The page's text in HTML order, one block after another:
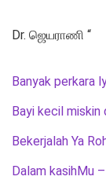
Dr. ஜெயராணி “
Banyak perkara
Bayi kecil miskin
Bekerjalah Ya
Dalam kasihMu